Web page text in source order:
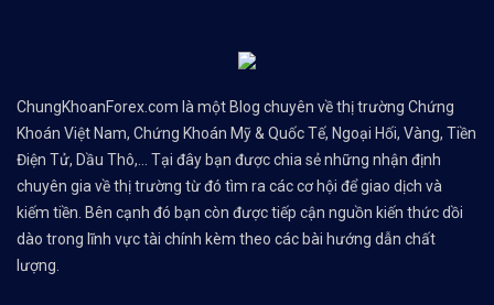
ChungKhoanForex.com là một Blog chuyên về thị trường Chứng
Khoán Việt Nam, Chứng Khoán Mỹ & Quốc Tế, Ngoại Hối, Vàng, Tiền
Điện Tử, Dầu Thô,... Tại đây bạn được chia sẻ những nhận định
chuyên gia về thị trường từ đó tìm ra các cơ hội để giao dịch và
kiếm tiền. Bên cạnh đó bạn còn được tiếp cận nguồn kiến thức dồi
dào trong lĩnh vực tài chính kèm theo các bài hướng dẫn chất
lượng.